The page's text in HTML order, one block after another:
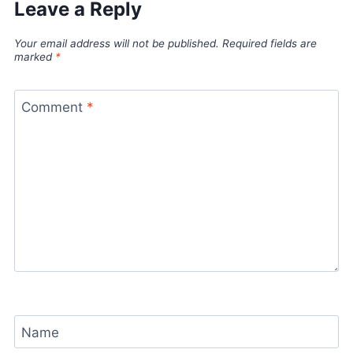
Leave a Reply
Your email address will not be published. Required fields are
marked *
Comment *
Name